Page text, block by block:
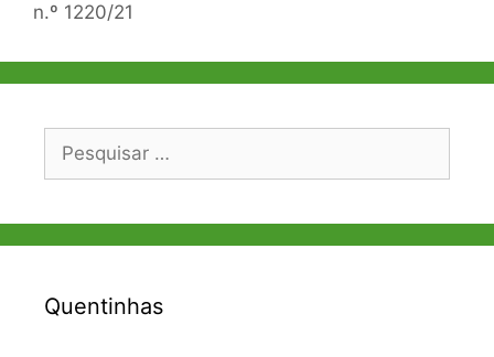
n.º 1220/21
Pesquisar
Quentinhas